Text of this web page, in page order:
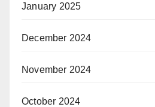
January 2025
December 2024
November 2024
October 2024